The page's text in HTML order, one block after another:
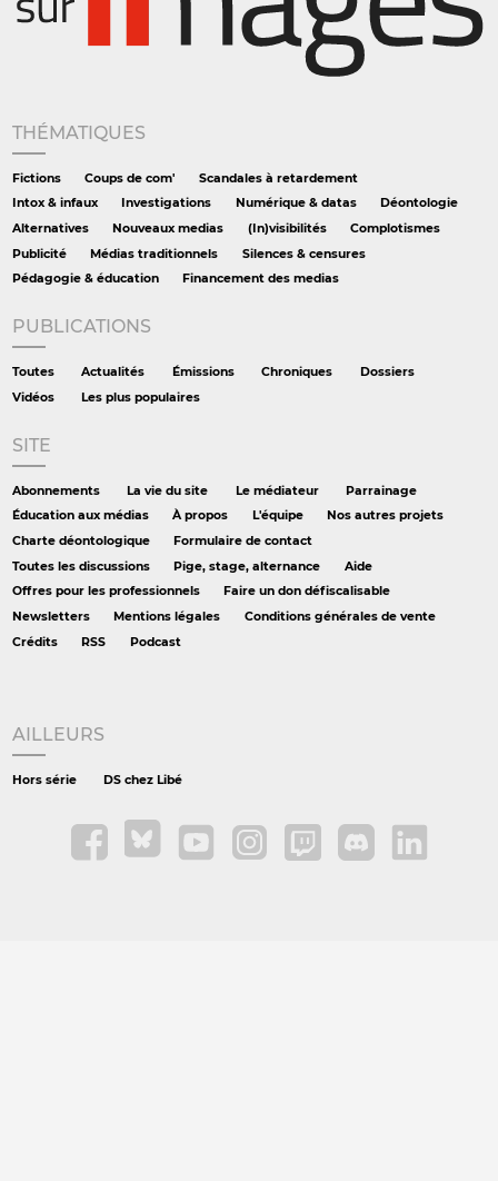
THÉMATIQUES
Fictions Coups de com'
Scandales à retardement
Intox & infaux
Investigations Numérique & datas
Déontologie
Alternatives
Nouveaux medias (In)visibilités
Complotismes
Publicité
Médias traditionnels
Silences & censures
Pédagogie & éducation
Financement des medias
PUBLICATIONS
Toutes Actualités Émissions Chroniques
Dossiers
Vidéos
Les plus populaires
SITE
Abonnements La vie du site Le médiateur
Parrainage
Éducation aux médias
À propos L'équipe
Nos autres projets
Charte déontologique
Formulaire de contact
Toutes les discussions
Pige, stage, alternance
Aide
Offres pour les professionnels
Faire un don défiscalisable
Newsletters
Mentions légales
Conditions générales de vente
Crédits
RSS Podcast
AILLEURS
Hors série DS chez Libé